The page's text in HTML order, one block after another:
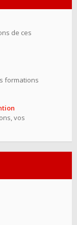
de ces
formations
vos